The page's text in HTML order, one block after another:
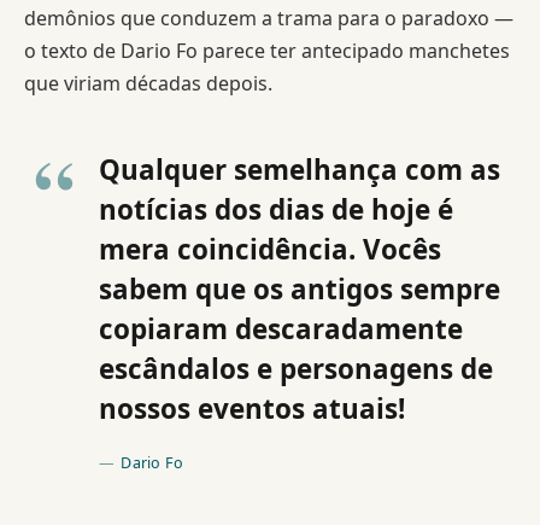
demônios que conduzem a trama para o paradoxo —
o texto de Dario Fo parece ter antecipado manchetes
que viriam décadas depois.
Qualquer semelhança com as
notícias dos dias de hoje é
mera coincidência. Vocês
sabem que os antigos sempre
copiaram descaradamente
escândalos e personagens de
nossos eventos atuais!
Dario Fo